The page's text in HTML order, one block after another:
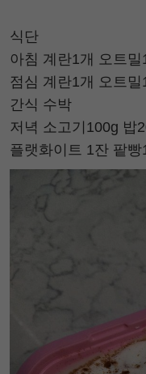
식단
아침 계란1개 오트밀
점심 계란1개 오트밀
간식 수박
저녁 소고기100g 밥
플랫화이트 1잔 팥빵